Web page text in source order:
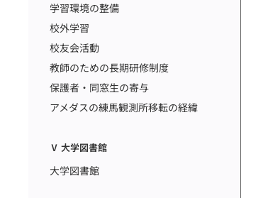
学習環境の整備
校外学習
校友会活動
教師のための長期研修制度
保護者・同窓生の寄与
アメダスの練馬観測所移転の経緯
Ⅴ 大学図書館
大学図書館